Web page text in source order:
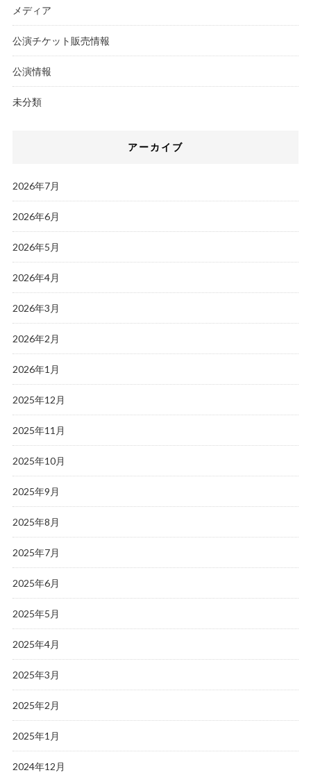
メディア
公演チケット販売情報
公演情報
未分類
アーカイブ
2026年7月
2026年6月
2026年5月
2026年4月
2026年3月
2026年2月
2026年1月
2025年12月
2025年11月
2025年10月
2025年9月
2025年8月
2025年7月
2025年6月
2025年5月
2025年4月
2025年3月
2025年2月
2025年1月
2024年12月